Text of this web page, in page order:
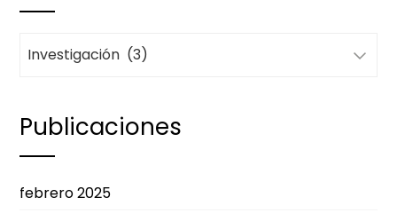
Categorías
Publicaciones
febrero 2025